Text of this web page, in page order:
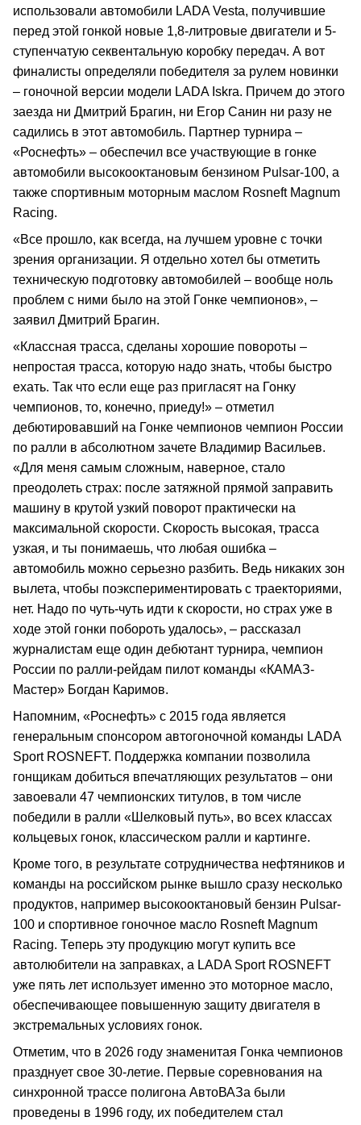
использовали автомобили LADA Vesta, получившие
перед этой гонкой новые 1,8-литровые двигатели и 5-
ступенчатую секвентальную коробку передач. А вот
финалисты определяли победителя за рулем новинки
– гоночной версии модели LADA Iskra. Причем до этого
заезда ни Дмитрий Брагин, ни Егор Санин ни разу не
садились в этот автомобиль. Партнер турнира –
«Роснефть» – обеспечил все участвующие в гонке
автомобили высокооктановым бензином Pulsar-100, а
также спортивным моторным маслом Rosneft Magnum
Racing.
«Все прошло, как всегда, на лучшем уровне с точки
зрения организации. Я отдельно хотел бы отметить
техническую подготовку автомобилей – вообще ноль
проблем с ними было на этой Гонке чемпионов», –
заявил Дмитрий Брагин.
«Классная трасса, сделаны хорошие повороты –
непростая трасса, которую надо знать, чтобы быстро
ехать. Так что если еще раз пригласят на Гонку
чемпионов, то, конечно, приеду!» – отметил
дебютировавший на Гонке чемпионов чемпион России
по ралли в абсолютном зачете Владимир Васильев.
«Для меня самым сложным, наверное, стало
преодолеть страх: после затяжной прямой заправить
машину в крутой узкий поворот практически на
максимальной скорости. Скорость высокая, трасса
узкая, и ты понимаешь, что любая ошибка –
автомобиль можно серьезно разбить. Ведь никаких зон
вылета, чтобы поэкспериментировать с траекториями,
нет. Надо по чуть-чуть идти к скорости, но страх уже в
ходе этой гонки побороть удалось», – рассказал
журналистам еще один дебютант турнира, чемпион
России по ралли-рейдам пилот команды «КАМАЗ-
Мастер» Богдан Каримов.
Напомним, «Роснефть» с 2015 года является
генеральным спонсором автогоночной команды LADA
Sport ROSNEFT. Поддержка компании позволила
гонщикам добиться впечатляющих результатов – они
завоевали 47 чемпионских титулов, в том числе
победили в ралли «Шелковый путь», во всех классах
кольцевых гонок, классическом ралли и картинге.
Кроме того, в результате сотрудничества нефтяников и
команды на российском рынке вышло сразу несколько
продуктов, например высокооктановый бензин Pulsar-
100 и спортивное гоночное масло Rosneft Magnum
Racing. Теперь эту продукцию могут купить все
автолюбители на заправках, а LADA Sport ROSNEFT
уже пять лет использует именно это моторное масло,
обеспечивающее повышенную защиту двигателя в
экстремальных условиях гонок.
Отметим, что в 2026 году знаменитая Гонка чемпионов
празднует свое 30-летие. Первые соревнования на
синхронной трассе полигона АвтоВАЗа были
проведены в 1996 году, их победителем стал